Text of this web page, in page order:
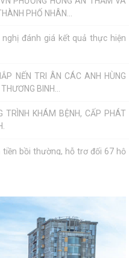
PHỐ NHÂN...
đánh giá kết quả thực hiện
NẾN TRI ÂN CÁC ANH HÙNG
BINH...
TRÌNH KHÁM BỆNH, CẤP PHÁT
bồi thường, hỗ trợ đối 67 hộ
LÀM VIỆC VỚI MỘT SỐ DOANH
HIỆN CHỈ...
SỐ ĐẾN TẬN TAY NGƯỜI DÂN
QUYỀN SỐ...